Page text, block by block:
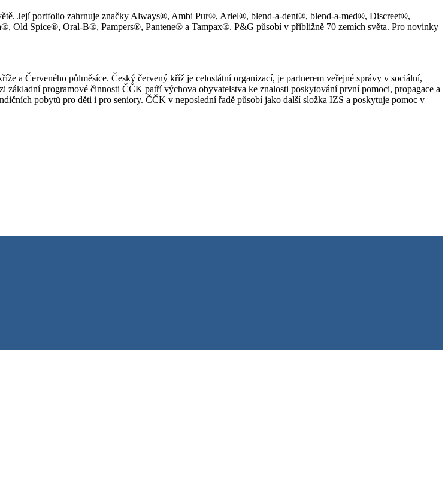
Její portfolio zahrnuje značky Always®, Ambi Pur®, Ariel®, blend-a-dent®, blend-a-med®, Discreet®,
Spice®, Oral-B®, Pampers®, Pantene® a Tampax®. P&G působí v přibližně 70 zemích světa. Pro novinky
a Červeného půlměsíce. Český červený kříž je celostátní organizací, je partnerem veřejné správy v sociální,
programové činnosti ČČK patří výchova obyvatelstva ke znalosti poskytování první pomoci, propagace a
pobytů pro děti i pro seniory. ČČK v neposlední řadě působí jako další složka IZS a poskytuje pomoc v